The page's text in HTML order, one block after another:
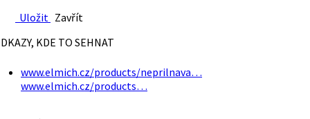
Uložit Zavřít
KDE TO SEHNAT
www.elmich.cz/products/neprilnava…
www.elmich.cz/products…